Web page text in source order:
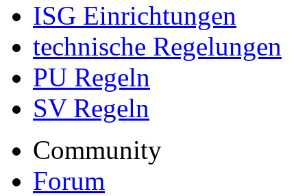
ISG Einrichtungen
technische Regelungen
PU Regeln
SV Regeln
Community
Forum